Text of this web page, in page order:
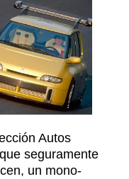
Autos
seguramente
un mono-